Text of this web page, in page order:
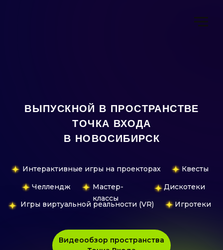
Видеообзор пространства
классы
Интерактивные игры на проекторах Квесты